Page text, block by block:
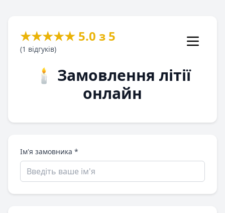
★★★★★ 5.0 з 5
(1 відгуків)
🕯️ Замовлення літії
онлайн
Ім'я замовника *